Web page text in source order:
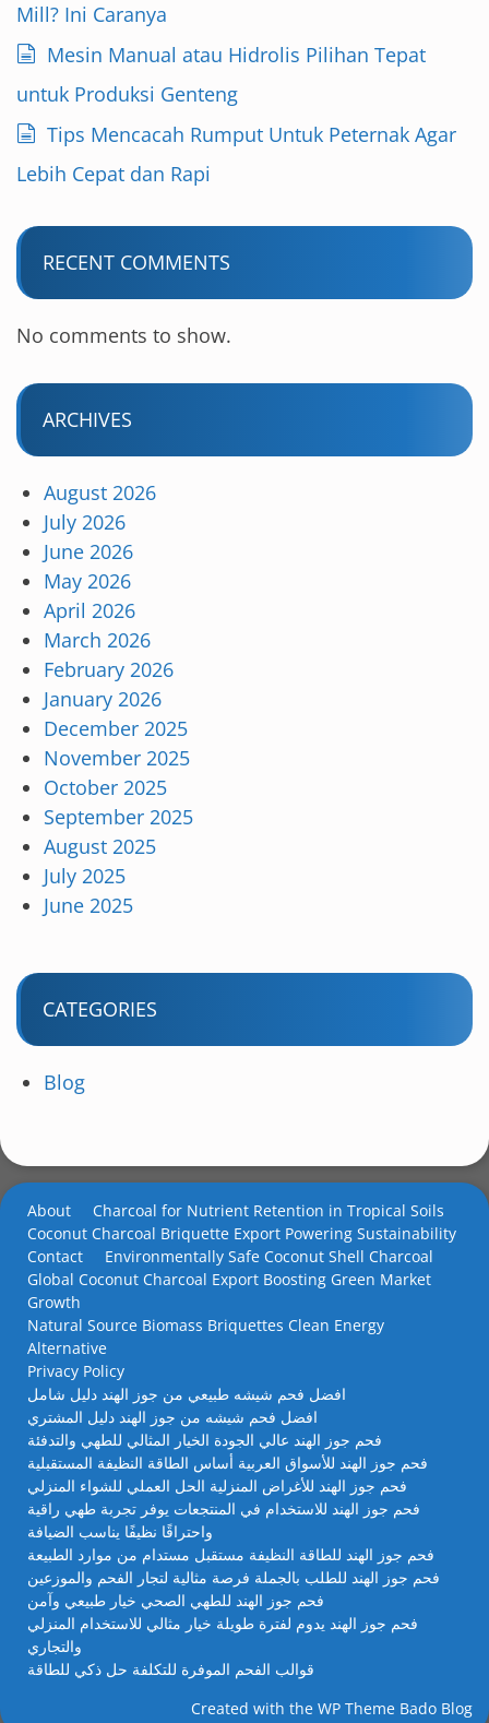
Mill? Ini Caranya
Mesin Manual atau Hidrolis Pilihan Tepat
untuk Produksi Genteng
Tips Mencacah Rumput Untuk Peternak Agar
Lebih Cepat dan Rapi
RECENT COMMENTS
No comments to show.
ARCHIVES
August 2026
July 2026
June 2026
May 2026
April 2026
March 2026
February 2026
January 2026
December 2025
November 2025
October 2025
September 2025
August 2025
July 2025
June 2025
CATEGORIES
Blog
About
Charcoal for Nutrient Retention in Tropical Soils
Coconut Charcoal Briquette Export Powering Sustainability
Contact
Environmentally Safe Coconut Shell Charcoal
Global Coconut Charcoal Export Boosting Green Market
Growth
Natural Source Biomass Briquettes Clean Energy
Alternative
Privacy Policy
افضل فحم شيشه طبيعي من جوز الهند دليل شامل
افضل فحم شيشه من جوز الهند دليل المشتري
فحم جوز الهند عالي الجودة الخيار المثالي للطهي والتدفئة
فحم جوز الهند للأسواق العربية أساس الطاقة النظيفة المستقبلية
فحم جوز الهند للأغراض المنزلية الحل العملي للشواء المنزلي
فحم جوز الهند للاستخدام في المنتجعات يوفر تجربة طهي راقية
واحتراقًا نظيفًا يناسب الضيافة
فحم جوز الهند للطاقة النظيفة مستقبل مستدام من موارد الطبيعة
فحم جوز الهند للطلب بالجملة فرصة مثالية لتجار الفحم والموزعين
فحم جوز الهند للطهي الصحي خيار طبيعي وآمن
فحم جوز الهند يدوم لفترة طويلة خيار مثالي للاستخدام المنزلي
والتجاري
قوالب الفحم الموفرة للتكلفة حل ذكي للطاقة
Created with the WP Theme Bado Blog